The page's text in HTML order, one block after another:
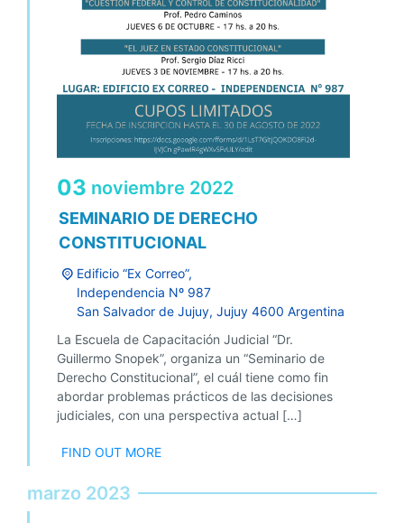
03 noviembre 2022
SEMINARIO DE DERECHO
CONSTITUCIONAL
Edificio “Ex Correo”,
Independencia Nº 987
San Salvador de Jujuy, Jujuy 4600 Argentina
La Escuela de Capacitación Judicial “Dr.
Guillermo Snopek”, organiza un “Seminario de
Derecho Constitucional”, el cuál tiene como fin
abordar problemas prácticos de las decisiones
judiciales, con una perspectiva actual […]
FIND OUT MORE
marzo 2023